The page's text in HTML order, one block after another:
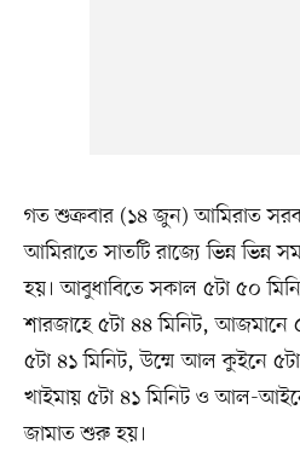
গত শুক্রবার (১৪ জুন) আমিরাত
আমিরাতে সাতটি রাজ্যে ভিন্ন ভিন্ন
হয়। আবুধাবিতে সকাল ৫টা ৫০
শারজাহে ৫টা ৪৪ মিনিট, আজমানে
৫টা ৪১ মিনিট, উম্মে আল কুইনে
খাইমায় ৫টা ৪১ মিনিট ও আল-
জামাত শুরু হয়।